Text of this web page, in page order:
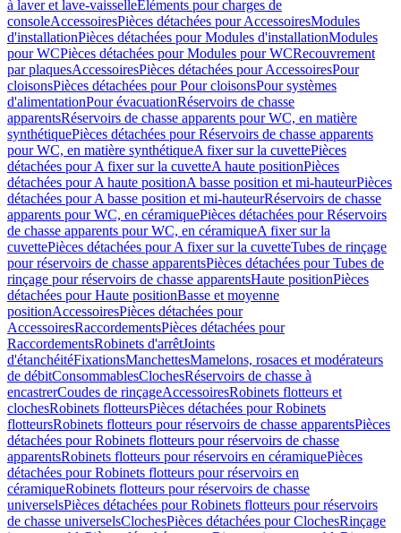
à laver et lave-vaisselleEléments pour charges de
consoleAccessoiresPièces détachées pour AccessoiresModules
d'installationPièces détachées pour Modules d'installationModules
pour WCPièces détachées pour Modules pour WCRecouvrement
par plaquesAccessoiresPièces détachées pour AccessoiresPour
cloisonsPièces détachées pour Pour cloisonsPour systèmes
d'alimentationPour évacuationRéservoirs de chasse
apparentsRéservoirs de chasse apparents pour WC, en matière
synthétiquePièces détachées pour Réservoirs de chasse apparents
pour WC, en matière synthétiqueA fixer sur la cuvettePièces
détachées pour A fixer sur la cuvetteA haute positionPièces
détachées pour A haute positionA basse position et mi-hauteurPièces
détachées pour A basse position et mi-hauteurRéservoirs de chasse
apparents pour WC, en céramiquePièces détachées pour Réservoirs
de chasse apparents pour WC, en céramiqueA fixer sur la
cuvettePièces détachées pour A fixer sur la cuvetteTubes de rinçage
pour réservoirs de chasse apparentsPièces détachées pour Tubes de
rinçage pour réservoirs de chasse apparentsHaute positionPièces
détachées pour Haute positionBasse et moyenne
positionAccessoiresPièces détachées pour
AccessoiresRaccordementsPièces détachées pour
RaccordementsRobinets d'arrêtJoints
d'étanchéitéFixationsManchettesMamelons, rosaces et modérateurs
de débitConsommablesClochesRéservoirs de chasse à
encastrerCoudes de rinçageAccessoiresRobinets flotteurs et
clochesRobinets flotteursPièces détachées pour Robinets
flotteursRobinets flotteurs pour réservoirs de chasse apparentsPièces
détachées pour Robinets flotteurs pour réservoirs de chasse
apparentsRobinets flotteurs pour réservoirs en céramiquePièces
détachées pour Robinets flotteurs pour réservoirs en
céramiqueRobinets flotteurs pour réservoirs de chasse
universelsPièces détachées pour Robinets flotteurs pour réservoirs
de chasse universelsClochesPièces détachées pour ClochesRinçage